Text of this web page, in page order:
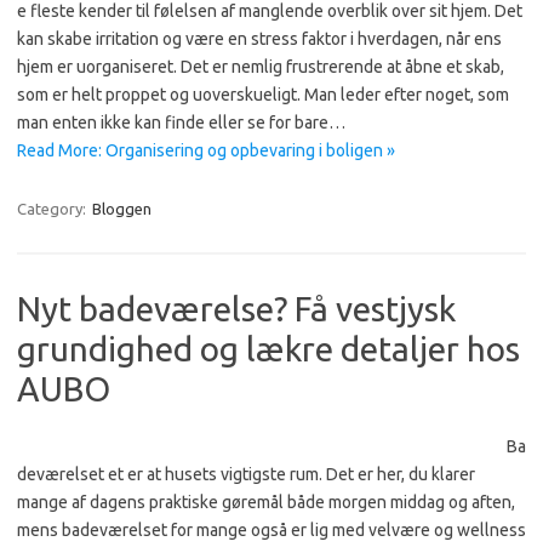
e fleste kender til følelsen af manglende overblik over sit hjem. Det
kan skabe irritation og være en stress faktor i hverdagen, når ens
hjem er uorganiseret. Det er nemlig frustrerende at åbne et skab,
som er helt proppet og uoverskueligt. Man leder efter noget, som
man enten ikke kan finde eller se for bare…
Read More: Organisering og opbevaring i boligen »
Category: Bloggen
Nyt badeværelse? Få vestjysk
grundighed og lækre detaljer hos
AUBO
Ba
deværelset et er at husets vigtigste rum. Det er her, du klarer
mange af dagens praktiske gøremål både morgen middag og aften,
mens badeværelset for mange også er lig med velvære og wellness